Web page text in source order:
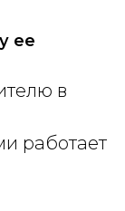
ее
в
работает